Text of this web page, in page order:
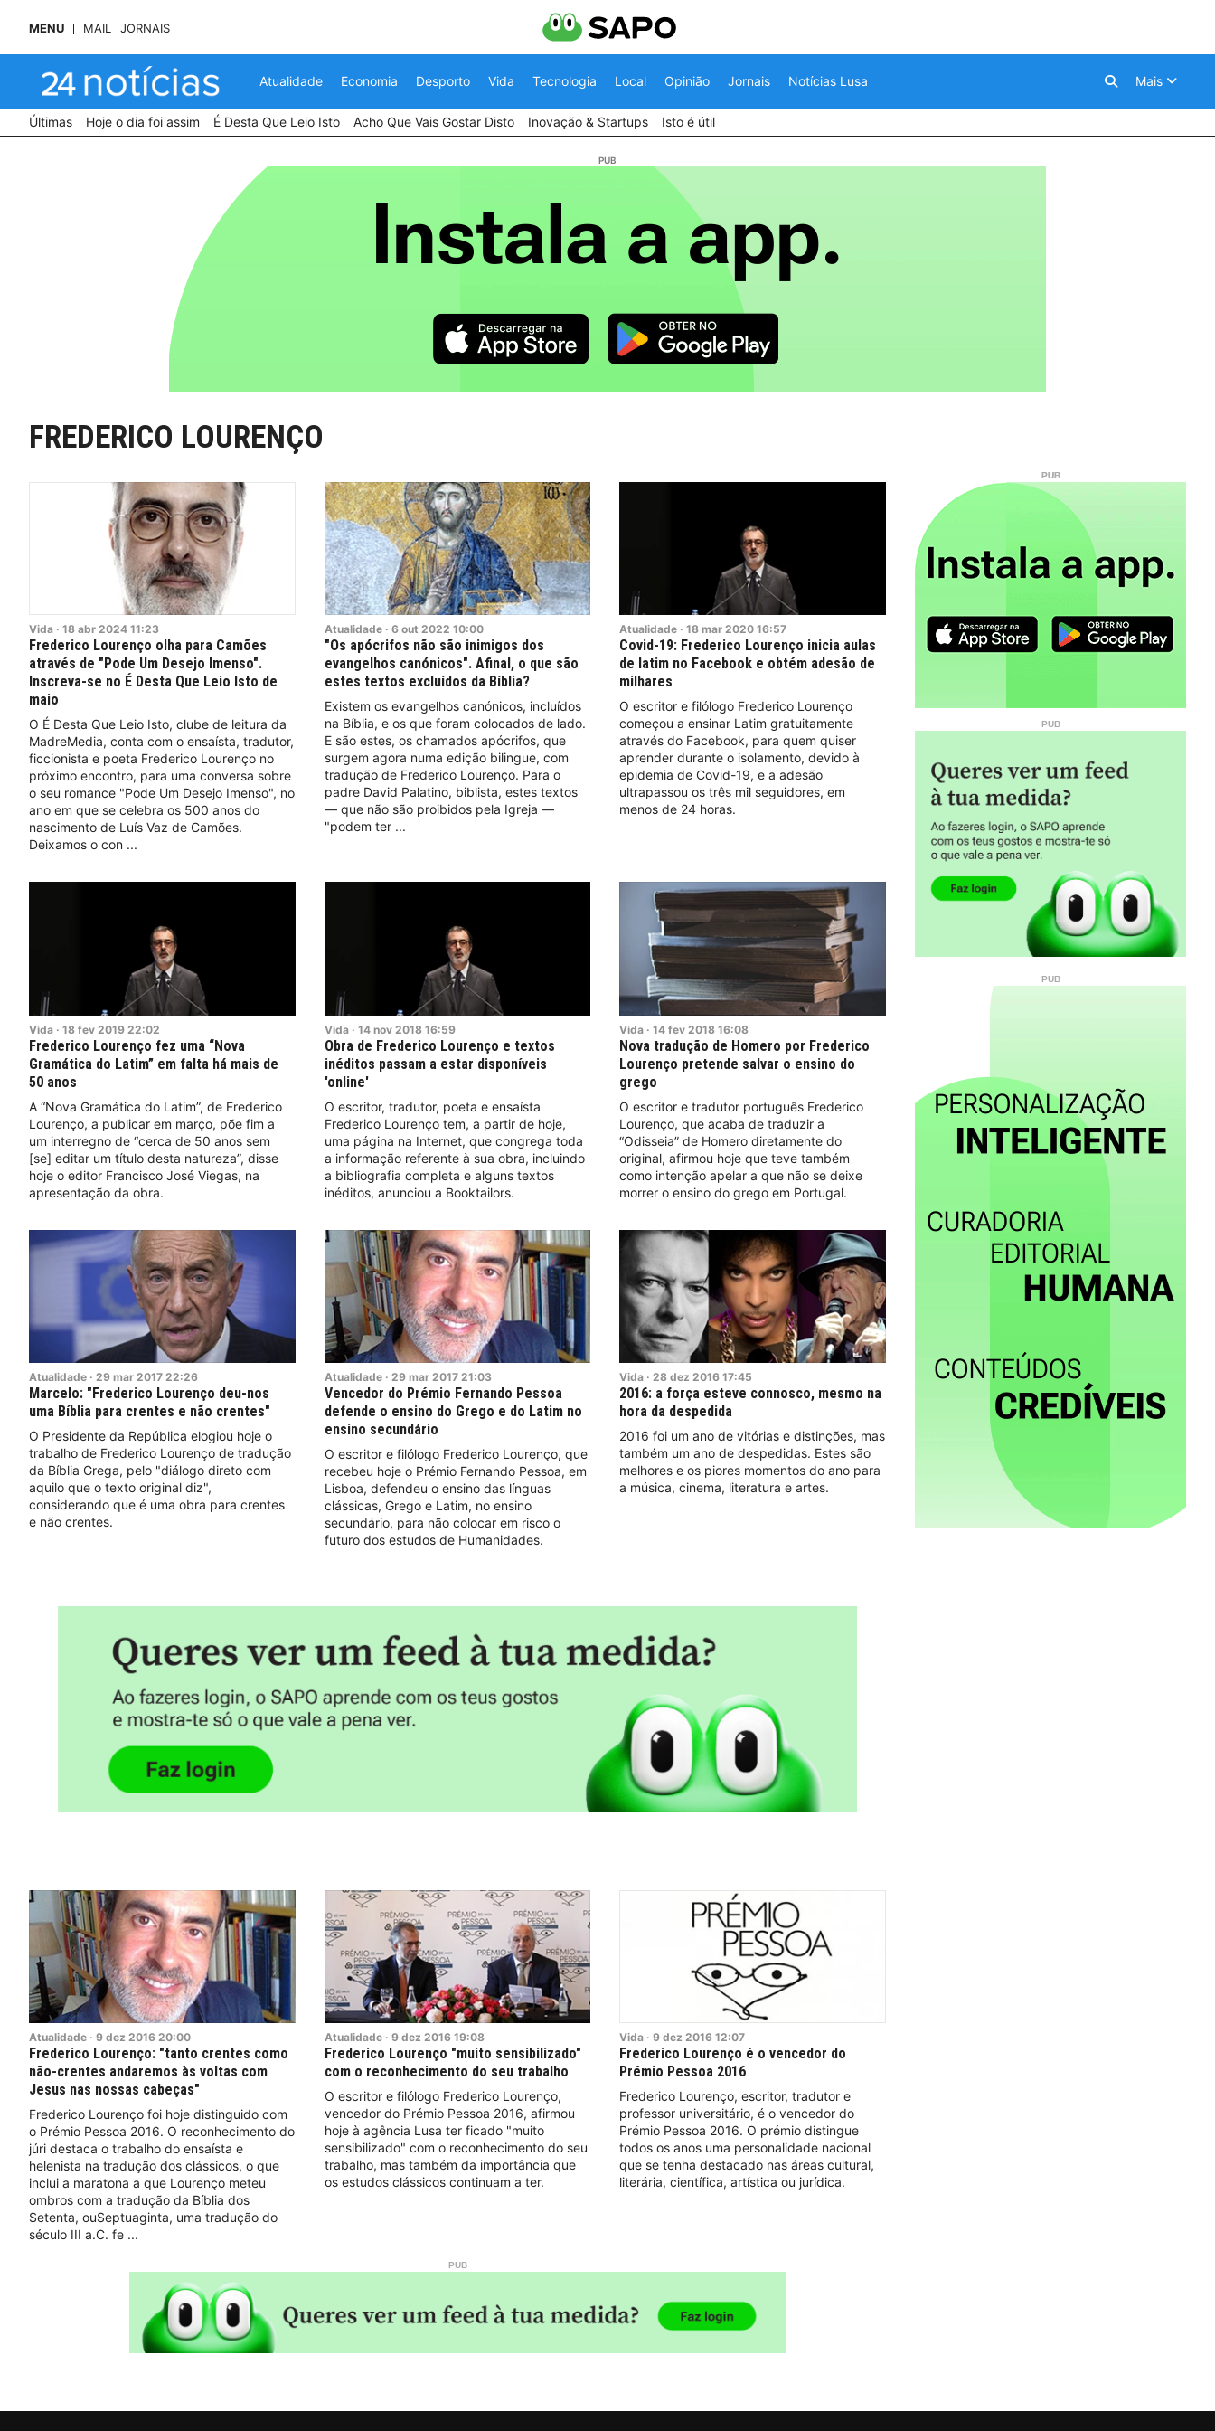
MENU MAIL JORNAIS
Atualidade Economia Desporto Vida Tecnologia Local Opinião Jornais Notícias Lusa Mais
Últimas Hoje o dia foi assim É Desta Que Leio Isto Acho Que Vais Gostar Disto Inovação & Startups Isto é útil
FREDERICO LOURENÇO
Vida · 18 abr 2024 11:23
Frederico Lourenço olha para Camões
através de "Pode Um Desejo Imenso".
Inscreva-se no É Desta Que Leio Isto de
maio
O É Desta Que Leio Isto, clube de leitura da
MadreMedia, conta com o ensaísta, tradutor,
ficcionista e poeta Frederico Lourenço no
próximo encontro, para uma conversa sobre
o seu romance "Pode Um Desejo Imenso", no
ano em que se celebra os 500 anos do
nascimento de Luís Vaz de Camões.
Deixamos o con
Atualidade · 6 out 2022 10:00
"Os apócrifos não são inimigos dos
evangelhos canónicos". Afinal, o que são
estes textos excluídos da Bíblia?
Existem os evangelhos canónicos, incluídos
na Bíblia, e os que foram colocados de lado.
E são estes, os chamados apócrifos, que
surgem agora numa edição bilingue, com
tradução de Frederico Lourenço. Para o
padre David Palatino, biblista, estes textos
— que não são proibidos pela Igreja —
"podem ter
Atualidade · 18 mar 2020 16:57
Covid-19: Frederico Lourenço inicia aulas
de latim no Facebook e obtém adesão de
milhares
O escritor e filólogo Frederico Lourenço
começou a ensinar Latim gratuitamente
através do Facebook, para quem quiser
aprender durante o isolamento, devido à
epidemia de Covid-19, e a adesão
ultrapassou os três mil seguidores, em
menos de 24 horas.
Vida · 18 fev 2019 22:02
Frederico Lourenço fez uma “Nova
Gramática do Latim” em falta há mais de
50 anos
A “Nova Gramática do Latim”, de Frederico
Lourenço, a publicar em março, põe fim a
um interregno de “cerca de 50 anos sem
[se] editar um título desta natureza”, disse
hoje o editor Francisco José Viegas, na
apresentação da obra.
Vida · 14 nov 2018 16:59
Obra de Frederico Lourenço e textos
inéditos passam a estar disponíveis
'online'
O escritor, tradutor, poeta e ensaísta
Frederico Lourenço tem, a partir de hoje,
uma página na Internet, que congrega toda
a informação referente à sua obra, incluindo
a bibliografia completa e alguns textos
inéditos, anunciou a Booktailors.
Vida · 14 fev 2018 16:08
Nova tradução de Homero por Frederico
Lourenço pretende salvar o ensino do
grego
O escritor e tradutor português Frederico
Lourenço, que acaba de traduzir a
“Odisseia” de Homero diretamente do
original, afirmou hoje que teve também
como intenção apelar a que não se deixe
morrer o ensino do grego em Portugal.
Atualidade · 29 mar 2017 22:26
Marcelo: "Frederico Lourenço deu-nos
uma Bíblia para crentes e não crentes"
O Presidente da República elogiou hoje o
trabalho de Frederico Lourenço de tradução
da Bíblia Grega, pelo "diálogo direto com
aquilo que o texto original diz",
considerando que é uma obra para crentes
e não crentes.
Atualidade · 29 mar 2017 21:03
Vencedor do Prémio Fernando Pessoa
defende o ensino do Grego e do Latim no
ensino secundário
O escritor e filólogo Frederico Lourenço, que
recebeu hoje o Prémio Fernando Pessoa, em
Lisboa, defendeu o ensino das línguas
clássicas, Grego e Latim, no ensino
secundário, para não colocar em risco o
futuro dos estudos de Humanidades.
Vida · 28 dez 2016 17:45
2016: a força esteve connosco, mesmo na
hora da despedida
2016 foi um ano de vitórias e distinções, mas
também um ano de despedidas. Estes são
melhores e os piores momentos do ano para
a música, cinema, literatura e artes.
Atualidade · 9 dez 2016 20:00
Frederico Lourenço: "tanto crentes como
não-crentes andaremos às voltas com
Jesus nas nossas cabeças"
Frederico Lourenço foi hoje distinguido com
o Prémio Pessoa 2016. O reconhecimento do
júri destaca o trabalho do ensaísta e
helenista na tradução dos clássicos, o que
inclui a maratona a que Lourenço meteu
ombros com a tradução da Bíblia dos
Setenta, ouSeptuaginta, uma tradução do
século III a.C. fe
Atualidade · 9 dez 2016 19:08
Frederico Lourenço "muito sensibilizado"
com o reconhecimento do seu trabalho
O escritor e filólogo Frederico Lourenço,
vencedor do Prémio Pessoa 2016, afirmou
hoje à agência Lusa ter ficado "muito
sensibilizado" com o reconhecimento do seu
trabalho, mas também da importância que
os estudos clássicos continuam a ter.
Vida · 9 dez 2016 12:07
Frederico Lourenço é o vencedor do
Prémio Pessoa 2016
Frederico Lourenço, escritor, tradutor e
professor universitário, é o vencedor do
Prémio Pessoa 2016. O prémio distingue
todos os anos uma personalidade nacional
que se tenha destacado nas áreas cultural,
literária, científica, artística ou jurídica.